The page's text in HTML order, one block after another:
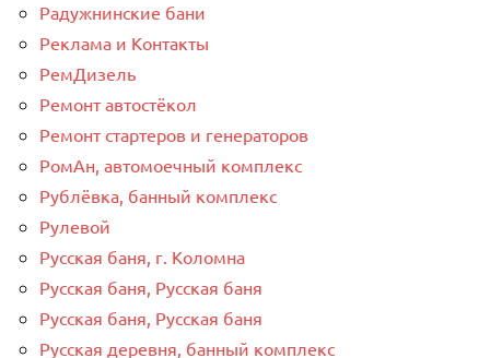
Радужнинские бани
Реклама и Контакты
РемДизель
Ремонт автостёкол
Ремонт стартеров и генераторов
РомАн, автомоечный комплекс
Рублёвка, банный комплекс
Рулевой
Русская баня, г. Коломна
Русская баня, Русская баня
Русская баня, Русская баня
Русская деревня, банный комплекс